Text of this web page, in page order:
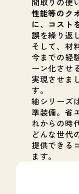
性能等のク
に、コスト
誤を繰り返
そして、材
今までの経
ーン化させ
実現させま
す。
紬シリーズ
準装備。省
れからの時
どんな世代
提供できる
ます。